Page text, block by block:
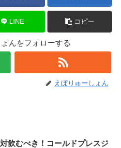
LINE コピー
んをフォローする
えぼりゅーしょん
飲むべき！コールドプレスジ